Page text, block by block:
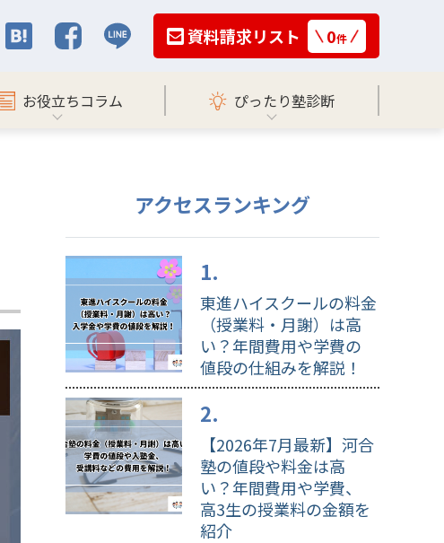
資料請求リスト 0件
お役立ちコラム ぴったり塾診断
アクセスランキング
東進ハイスクールの料金
（授業料・月謝）は高
い？年間費用や学費の
値段の仕組みを解説！
【2026年7月最新】河合
塾の値段や料金は高
い？年間費用や学費、
高3生の授業料の金額を
紹介